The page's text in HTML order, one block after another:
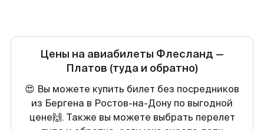
Цены на авиабилеты Флесланд —
Платов (туда и обратно)
😍 Вы можете купить билет без посредников
из Бергена в Ростов-на-Дону по выгодной
цене🙌. Также вы можете выбрать перелет